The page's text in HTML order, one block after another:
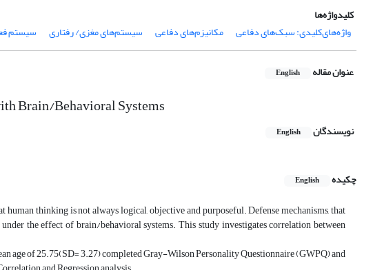
کلیدواژه‌ها
واژه‌های‌کلیدی: سبک‌های دفاعی
مکانیزم‌های دفاعی سیستم‌های مغزی/ رفتاری سیستم
عنوان مقاله English
Brain/Behavioral Systems
نویسندگان English
چکیده English
thinking is not always logical, objective and purposeful. Defense mechanisms, that
the effect of brain/behavioral systems. This study investigates correlation between
age of 25.75(SD= 3.27) completed Gray-Wilson Personality Questionnaire (GWPQ) and